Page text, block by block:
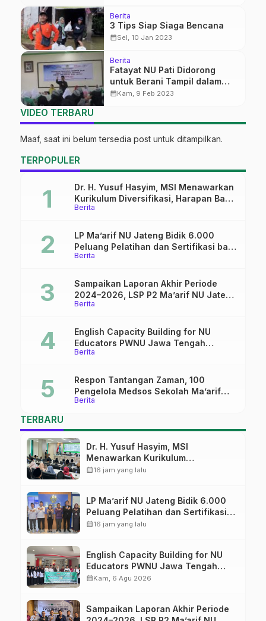
Berita
3 Tips Siap Siaga Bencana
calendar_monthSel, 10 Jan 2023
Berita
Fatayat NU Pati Didorong
untuk Berani Tampil dalam
Perpolitikan
calendar_monthKam, 9 Feb 2023
VIDEO TERBARU
Maaf, saat ini belum tersedia post untuk ditampilkan.
TERPOPULER
Berita
Dr. H. Yusuf Hasyim, MSI Menawarkan
Kurikulum Diversifikasi, Harapan Baru
dalam dunia pendidikan
Berita
LP Ma’arif NU Jateng Bidik 6.000
Peluang Pelatihan dan Sertifikasi bagi
Lulusan SMK
Berita
Sampaikan Laporan Akhir Periode
2024–2026, LSP P2 Ma’arif NU Jateng
Mantapkan Sinergi Link and Match
Berita
English Capacity Building for NU
Educators PWNU Jawa Tengah
Batch#4; Membuka Jalan Menuju
Berita
Respon Tantangan Zaman, 100
Pengelola Medsos Sekolah Ma’arif
Pekalongan Ikuti Pelatihan Literasi
TERBARU
Dr. H. Yusuf Hasyim, MSI
Menawarkan Kurikulum
Diversifikasi, Harapan Baru dalam
calendar_month16 jam yang lalu
LP Ma’arif NU Jateng Bidik 6.000
Peluang Pelatihan dan Sertifikasi
bagi Lulusan SMK
calendar_month16 jam yang lalu
English Capacity Building for NU
Educators PWNU Jawa Tengah
Batch#4; Membuka Jalan Menuju
calendar_monthKam, 6 Agu 2026
Sampaikan Laporan Akhir Periode